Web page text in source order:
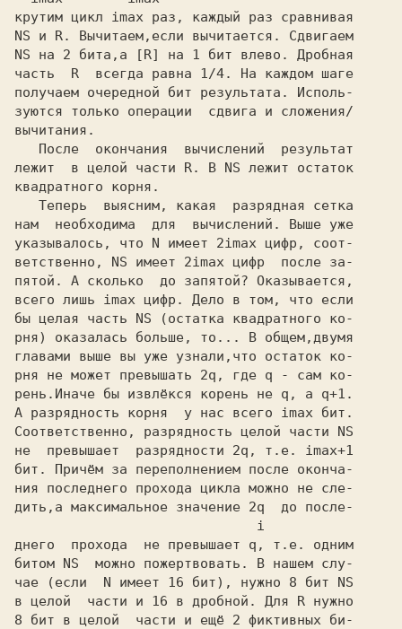
крутим цикл imax раз, каждый раз сравнивая
NS и R.
Вычитаем,если вычитается. Сдвигаем
NS на 2 бита,а [R] на 1 бит влево. Дробная
часть
R
  всегда равна
1/4.
На каждом шаге
получаем очередной бит результата. Исполь-
зуются только операции  сдвига и сложения/
вычитания.
лежит  в целой части R. В NS лежит остаток
квадратного корня.
нам  необходима  для  вычислений. Выше уже
указывалось, что N имеет 2imax цифр, соот-
ветственно,
NS имеет 2imax цифр  после за-
пятой. А сколько  до запятой? Оказывается,
всего лишь imax цифр. Дело в том, что если
бы целая часть NS (остатка квадратного ко-
рня) оказалась больше, то... В общем,двумя
главами выше вы уже узнали,что остаток ко-
рня не может превышать 2q, где q - сам ко-
рень.Иначе бы извлёкся корень не q, а q+1.
А разрядность корня  у нас всего imax бит.
Соответственно, разрядность целой части NS
не  превышает  разрядности 2q, т.е.
imax+1
бит. Причём за переполнением после оконча-
ния последнего прохода цикла можно не сле-
дить,а максимальное значение 2q
                              i
днего  прохода  не превышает q,
т.е. одним
битом NS
  можно пожертвовать. В нашем слу-
чае (если
N имеет 16 бит), нужно 8 бит NS
в целой  части и 16 в дробной. Для R нужно
8 бит в целой  части и ещё 2 фиктивных би-